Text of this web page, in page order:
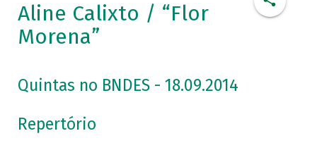
Aline Calixto / “Flor
Morena”
Quintas no BNDES - 18.09.2014
Repertório